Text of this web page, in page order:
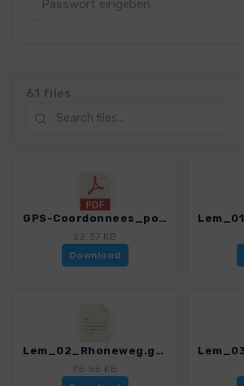
61 files
GPS-Coordonnees_points de depart_GR_Lac Leman.pdf
22.37 KB
Download
Lem_02_Rhoneweg.gpx
75.55 KB